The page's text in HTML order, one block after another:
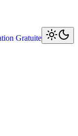
Gratuite